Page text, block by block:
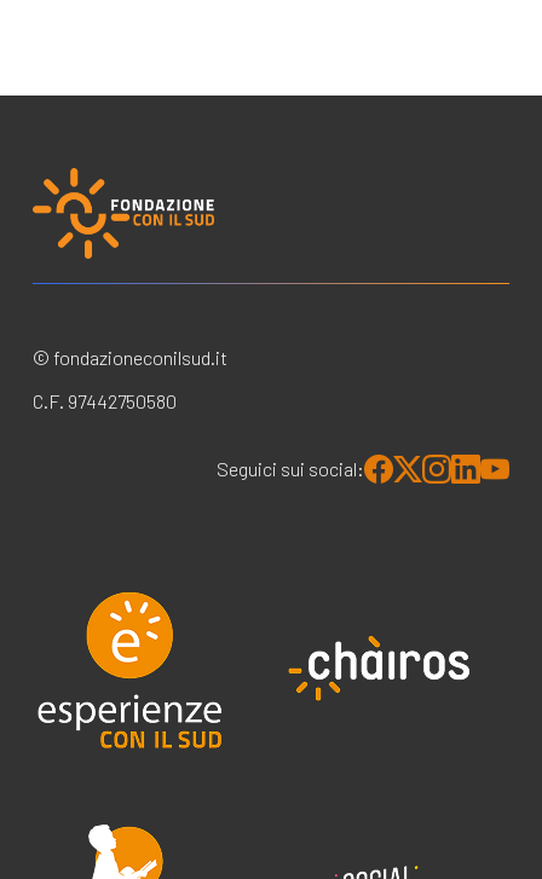
© fondazioneconilsud.it
C.F. 97442750580
Seguici sui social: